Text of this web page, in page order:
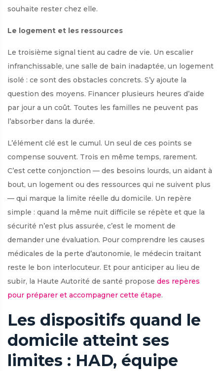
souhaite rester chez elle.
Le logement et les ressources
Le troisième signal tient au cadre de vie. Un escalier
infranchissable, une salle de bain inadaptée, un logement
isolé : ce sont des obstacles concrets. S’y ajoute la
question des moyens. Financer plusieurs heures d’aide
par jour a un coût. Toutes les familles ne peuvent pas
l’absorber dans la durée.
L’élément clé est le cumul. Un seul de ces points se
compense souvent. Trois en même temps, rarement.
C’est cette conjonction — des besoins lourds, un aidant à
bout, un logement ou des ressources qui ne suivent plus
— qui marque la limite réelle du domicile. Un repère
simple : quand la même nuit difficile se répète et que la
sécurité n’est plus assurée, c’est le moment de
demander une évaluation. Pour comprendre les causes
médicales de la perte d’autonomie, le médecin traitant
reste le bon interlocuteur. Et pour anticiper au lieu de
subir, la Haute Autorité de santé propose des repères
pour préparer et accompagner cette étape.
Les dispositifs quand le
domicile atteint ses
limites : HAD, équipe